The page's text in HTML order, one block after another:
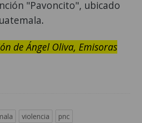
"Pavoncito", ubicado
de Ángel Oliva, Emisoras
violencia
pnc